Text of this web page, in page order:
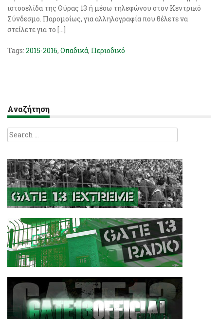
ιστοσελίδα της Θύρας 13 ή μέσω τηλεφώνου στον Κεντρικό
Σύνδεσμο. Παρομοίως, για αλληλογραφία που θέλετε να
στείλετε για το […]
Tags: 2015-2016, Οπαδικά, Περιοδικό
Αναζήτηση
Search
for: